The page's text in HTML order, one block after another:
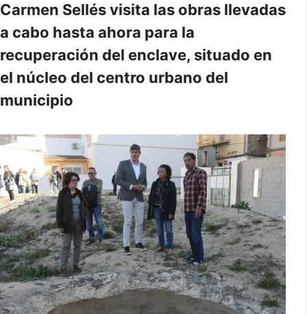
Carmen Sellés visita las obras llevadas
a cabo hasta ahora para la
recuperación del enclave, situado en
el núcleo del centro urbano del
municipio